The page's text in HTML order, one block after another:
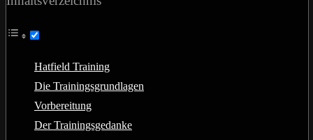
Hatfield Training
Die Trainingsgrundlagen
Vorbereitung
Der Trainingsgedanke